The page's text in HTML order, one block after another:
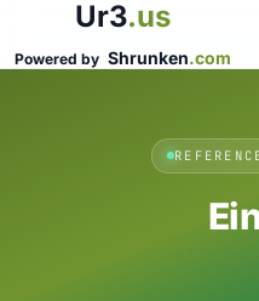
Ur3.us
Powered by Shrunken.com